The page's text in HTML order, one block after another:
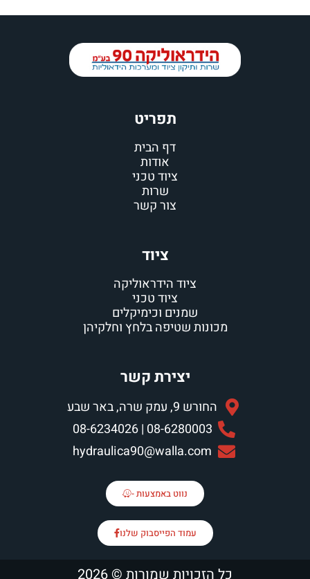
תפריט
דף הבית
אודות
ציוד טכני
שרות
צור קשר
ציוד
ציוד הידראוליקה
ציוד טכני
שמנים וכימיקלים
מכונות שטיפה בלחץ וחלקיהן
יצירת קשר
החורש 9, עמק שרה, באר שבע
08-6280003 | 08-6234026
hydraulica90@walla.com
נווט באמצעות -
עמוד הפייסבוק שלנו
כל הזכויות שמורות © 2026